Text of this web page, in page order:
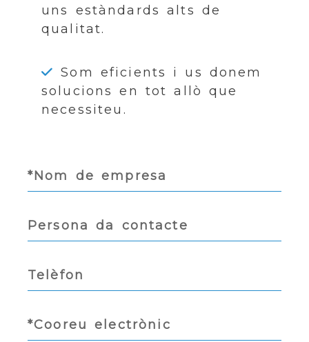
uns estàndards alts de
qualitat.
Som eficients i us donem
solucions en tot allò que
necessiteu.